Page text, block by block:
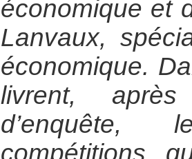
économique et
Lanvaux,
économique.
livrent,
compétitions